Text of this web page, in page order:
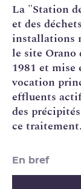
La "Station
et des
installations
le site Orano
1981 et mise
vocation
effluents
des
ce traitement.
En bref